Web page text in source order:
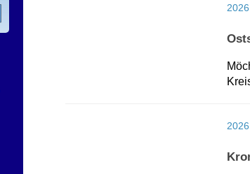
2026
2026